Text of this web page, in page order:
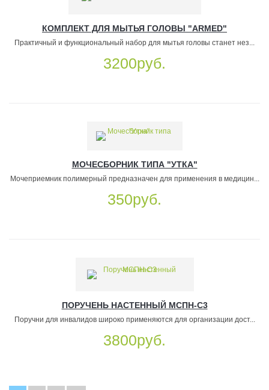
КОМПЛЕКТ ДЛЯ МЫТЬЯ ГОЛОВЫ "АRМЕD"
Практичный и функциональный набор для мытья головы станет нез...
3200руб.
МОЧЕСБОРНИК ТИПА "УТКА"
Мочеприемник полимерный предназначен для применения в медицин...
350руб.
ПОРУЧЕНЬ НАСТЕННЫЙ МСПН-С3
Поручни для инвалидов широко применяются для организации дост...
3800руб.